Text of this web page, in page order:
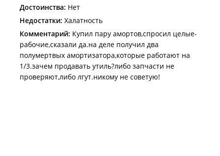
Достоинства: Нет
Недостатки: Халатность
Комментарий: Купил пару амортов,спросил целые-
рабочие,сказали да.на деле получил два
полумертвых амортизатора,которые работают на
1/3.зачем продавать утиль?либо запчасти не
проверяют,либо лгут.никому не советую!